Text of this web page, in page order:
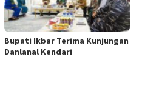
Bupati Ikbar Terima Kunjungan
Danlanal Kendari